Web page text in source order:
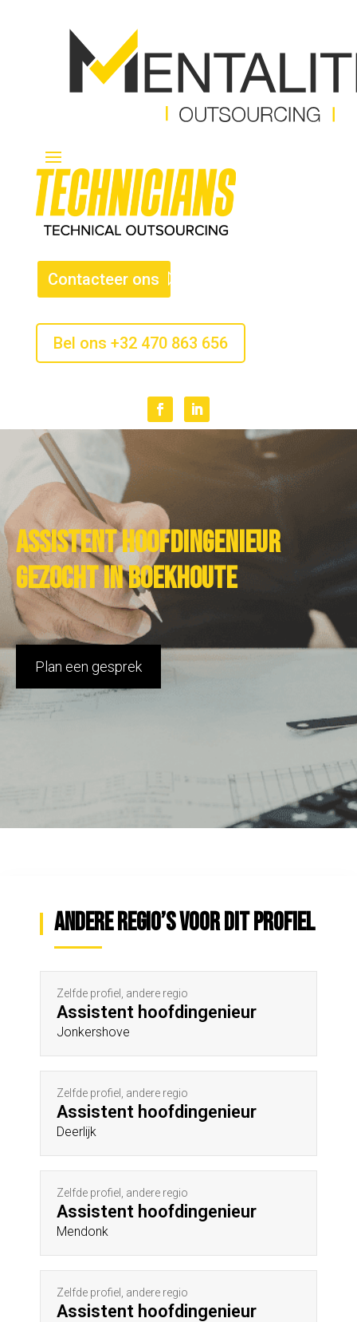
Contacteer ons
Bel ons +32 470 863 656
Assistent hoofdingenieur
gezocht in Boekhoute
Plan een gesprek
Andere regio’s voor dit profiel
Zelfde profiel, andere regio
Assistent hoofdingenieur
Jonkershove
Zelfde profiel, andere regio
Assistent hoofdingenieur
Deerlijk
Zelfde profiel, andere regio
Assistent hoofdingenieur
Mendonk
Zelfde profiel, andere regio
Assistent hoofdingenieur